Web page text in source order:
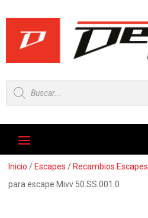
Búsqueda
de
productos
Inicio / Escapes / Recambios Escapes
para escape Mivv 50.SS.001.0